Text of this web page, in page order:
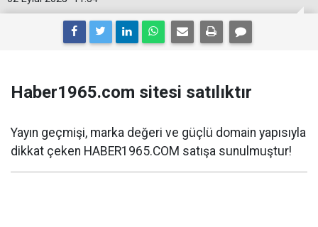
Haber1965.com sitesi satılıktır
Yayın geçmişi, marka değeri ve güçlü domain yapısıyla
dikkat çeken HABER1965.COM satışa sunulmuştur!